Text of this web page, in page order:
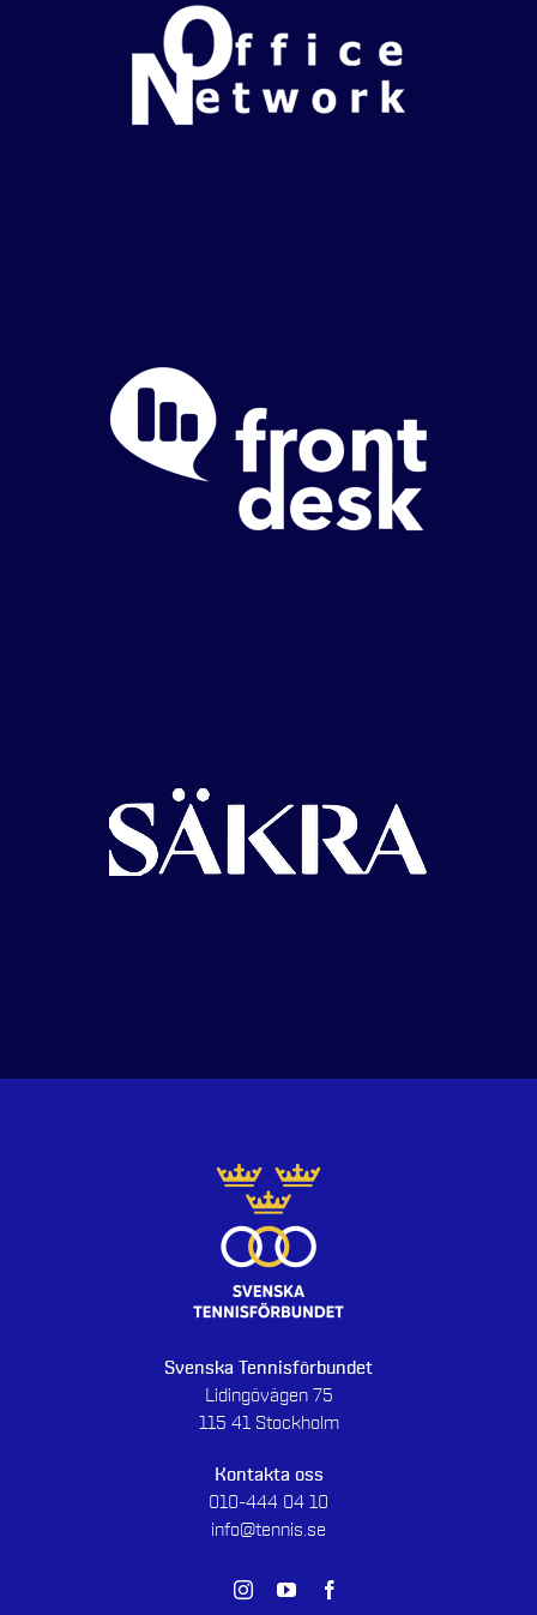
Svenska Tennisförbundet
Lidingövägen 75
115 41 Stockholm
Kontakta oss
010-444 04 10
info@tennis.se